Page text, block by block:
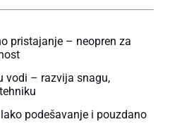
pristajanje – neopren za
vodi – razvija snagu,
podešavanje i pouzdano